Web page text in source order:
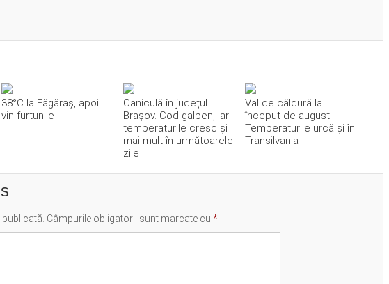
38°C la Făgăraș, apoi
vin furtunile
Caniculă în județul
Brașov. Cod galben, iar
temperaturile cresc și
mai mult în următoarele
zile
Val de căldură la
început de august.
Temperaturile urcă și în
Transilvania
Câmpurile obligatorii sunt marcate cu *